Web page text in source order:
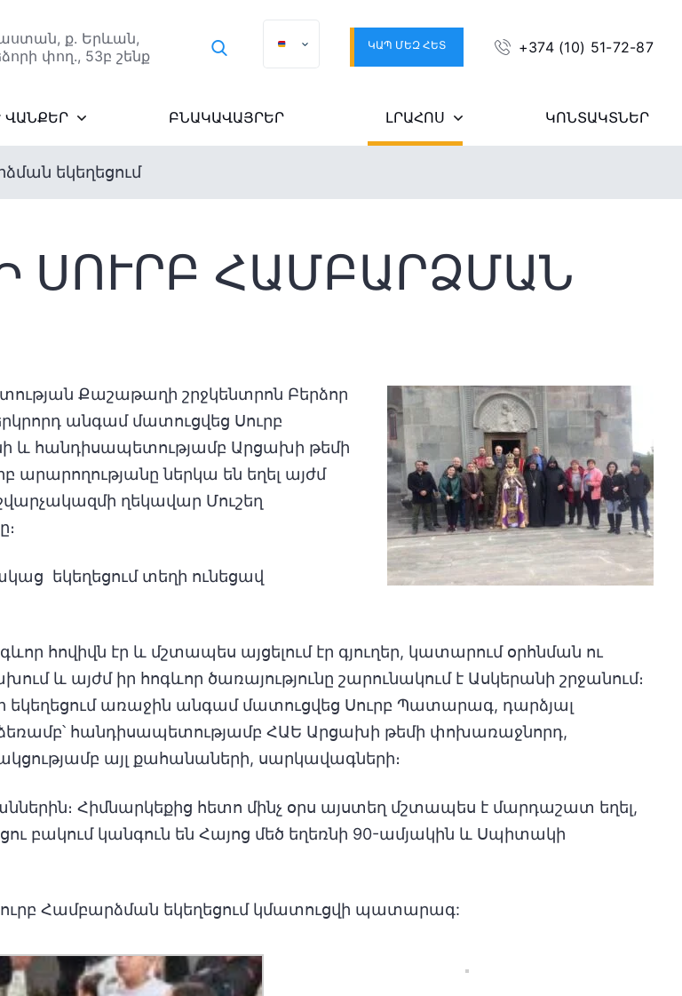
ք. Երևան,
փող., 53բ շենք
ԿԱՊ ՄԵԶ ՀԵՏ +374 (10) 51-72-87
ՎԱՆՔԵՐ ԲՆԱԿԱՎԱՅՐԵՐ ԼՐԱՀՈՍ ԿՈՆՏԱԿՏՆԵՐ
եկեղեցում
ՍՈՒՐԲ ՀԱՄԲԱՐՁՄԱՆ
Քաշաթաղի շրջկենտրոն Բերձոր
անգամ մատուցվեց Սուրբ
և հանդիսապետությամբ Արցախի թեմի
ներկա են եղել այժմ
ղեկավար Մուշեղ
եկեղեցում տեղի ունեցավ
հովիվն էր և մշտապես այցելում էր գյուղեր, կատարում օրհնման ու
և այժմ իր հոգևոր ծառայությունը շարունակում է Ասկերանի շրջանում։
եկեղեցում առաջին անգամ մատուցվեց Սուրբ Պատարագ, դարձյալ
հանդիսապետությամբ ՀԱԵ Արցախի թեմի փոխառաջնորդ,
այլ քահանաների, սարկավագների։
Հիմնարկեքից հետո մինչ օրս այստեղ մշտապես է մարդաշատ եղել,
բակում կանգուն են Հայոց մեծ եղեռնի 90-ամյակին և Սպիտակի
Համբարձման եկեղեցում կմատուցվի պատարագ: